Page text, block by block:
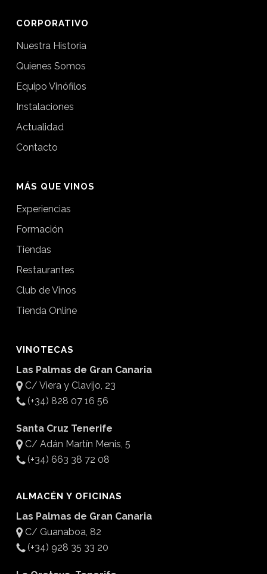
CORPORATIVO
Nuestra Historia
Quienes Somos
Equipo Vinófilos
Instalaciones
Actualidad
Contacto
MÁS QUE VINOS
Experiencias
Formación
Tiendas
Restaurantes
Club de Vinos
Tienda Online
VINOTECAS
Las Palmas de Gran Canaria
C/ Viera y Clavijo, 23
(+34) 828 07 16 56
Santa Cruz Tenerife
C/ Adán Martín Menis, 5
(+34) 663 38 72 08
ALMACÉN Y OFICINAS
Las Palmas de Gran Canaria
C/ Guanaboa, 82
(+34) 928 35 33 20